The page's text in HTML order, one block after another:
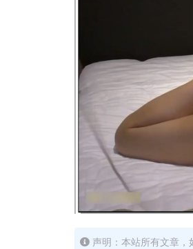
声明：本站所有文章